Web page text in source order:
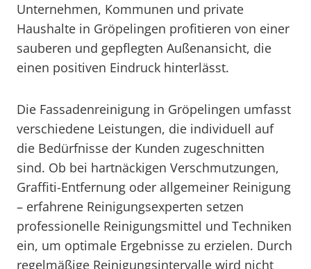
Unternehmen, Kommunen und private
Haushalte in Gröpelingen profitieren von einer
sauberen und gepflegten Außenansicht, die
einen positiven Eindruck hinterlässt.
Die Fassadenreinigung in Gröpelingen umfasst
verschiedene Leistungen, die individuell auf
die Bedürfnisse der Kunden zugeschnitten
sind. Ob bei hartnäckigen Verschmutzungen,
Graffiti-Entfernung oder allgemeiner Reinigung
– erfahrene Reinigungsexperten setzen
professionelle Reinigungsmittel und Techniken
ein, um optimale Ergebnisse zu erzielen. Durch
regelmäßige Reinigungsintervalle wird nicht